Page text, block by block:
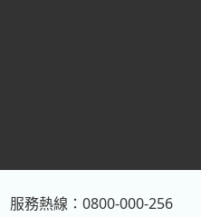
服務熱線：0800-000-256